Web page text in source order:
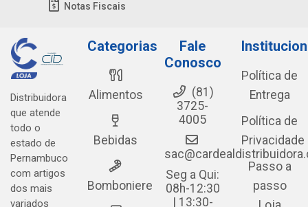
Notas Fiscais
Distribuidora
que atende
todo o
estado de
Pernambuco
com artigos
dos mais
variados
Categorias
Alimentos
Bebidas
Bomboniere
Fale
Conosco
(81)
3725-
4005
Seg a Qui:
08h-12:30
| 13:30-
Política de
Entrega
Política de
Privacidade
Passo a
passo